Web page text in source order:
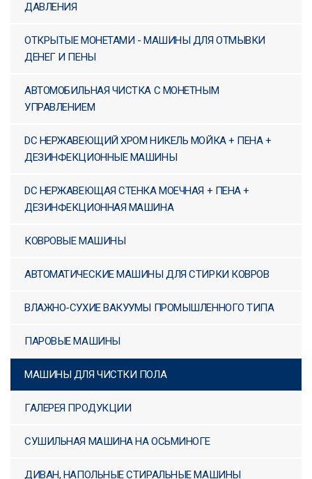
ДАВЛЕНИЯ
ОТКРЫТЫЕ МОНЕТАМИ - МАШИНЫ ДЛЯ ОТМЫВКИ
ДЕНЕГ И ПЕНЫ
АВТОМОБИЛЬНАЯ ЧИСТКА С МОНЕТНЫМ
УПРАВЛЕНИЕМ
DC НЕРЖАВЕЮЩИЙ ХРОМ НИКЕЛЬ МОЙКА + ПЕНА +
ДЕЗИНФЕКЦИОННЫЕ МАШИНЫ
DC НЕРЖАВЕЮЩАЯ СТЕНКА МОЕЧНАЯ + ПЕНА +
ДЕЗИНФЕКЦИОННАЯ МАШИНА
КОВРОВЫЕ МАШИНЫ
АВТОМАТИЧЕСКИЕ МАШИНЫ ДЛЯ СТИРКИ КОВРОВ
ВЛАЖНО-СУХИЕ ВАКУУМЫ ПРОМЫШЛЕННОГО ТИПА
ПАРОВЫЕ МАШИНЫ
МАШИНЫ ДЛЯ ЧИСТКИ ПОЛА
ГАЛЕРЕЯ ПРОДУКЦИИ
СУШИЛЬНАЯ МАШИНА НА ОСЬМИНОГЕ
ДИВАН, НАПОЛЬНЫЕ СТИРАЛЬНЫЕ МАШИНЫ